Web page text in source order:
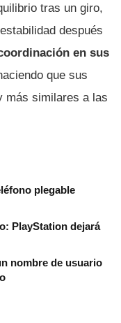
tras un giro,
después
en sus
que sus
más similares a las
plegable
PlayStation dejará
nombre de usuario